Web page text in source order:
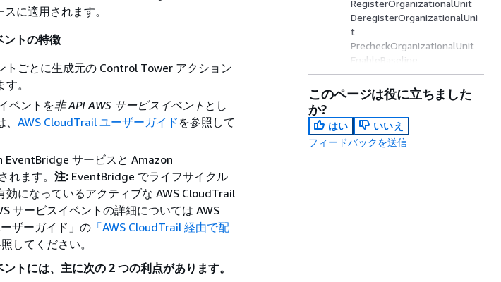
に適用されます。
トの特徴
トごとに生成元の Control Tower アクション
。
ベントを非 API AWS サービスイベント とし
AWS CloudTrail ユーザーガイド を参照して
サービスと Amazon
ます。 注: EventBridge でライフサイクル
になっているアクティブな AWS CloudTrail
サービスイベントの詳細については AWS
ザーガイド」の 「AWS CloudTrail 経由で配
してください。
トには、主に次の 2 つの利点があります。
RegisterOrganizationalUnit
DeregisterOrganizationalUni
t
PrecheckOrganizationalUnit
EnableBaseline
ResetEnabledBaseline
UpdateEnabledBaseline
DisableBaseline
EnableControl
ResetEnabledControl
UpdateEnabledControl
このページは役に立ちました
か?
はい
いいえ
フィードバックを送信